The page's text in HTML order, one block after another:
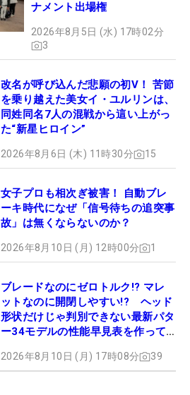
ナメント出場権
2026年8月5日 (水) 17時02分
3
改名が呼び込んだ悲願の初V！ 苦節
を乗り越えた美女イ・ユルリンは、
同姓同名7人の混戦から這い上がっ
た“新星ヒロイン”
2026年8月6日 (木) 11時30分 15
女子プロも相次ぎ被害！ 自動ブレ
ーキ時代になぜ「信号待ちの追突事
故」は無くならないのか？
2026年8月10日 (月) 12時00分 1
ブレードなのにゼロトルク!? マレ
ットなのに開閉しやすい!? ヘッド
形状だけじゃ判別できない最新パタ
ー34モデルの性能早見表を作って
2026年8月10日 (月) 17時08分 39